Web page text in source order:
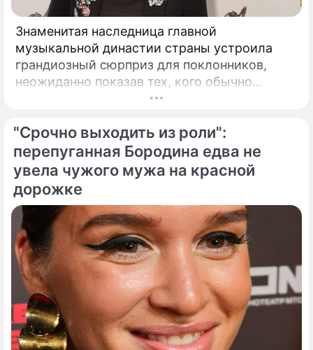
Знаменитая наследница главной
музыкальной династии страны устроила
грандиозный сюрприз для поклонников,
неожиданно показав тех, кого обычно
тщательно скрывает от посторонних глаз.
продолжает наслаждаться европейскими
каникулами, щедро делясь с публикой
яркими моментами своего роскошного
отпуска.
"Срочно выходить из роли":
перепуганная Бородина едва не
увела чужого мужа на красной
дорожке